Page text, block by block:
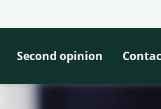
Second opinion